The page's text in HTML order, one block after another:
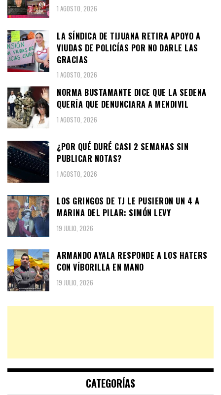
1 AGOSTO, 2026
LA SÍNDICA DE TIJUANA RETIRA APOYO A
VIUDAS DE POLICÍAS POR NO DARLE LAS
GRACIAS
1 AGOSTO, 2026
NORMA BUSTAMANTE DICE QUE LA SEDENA
QUERÍA QUE DENUNCIARA A MENDIVIL
1 AGOSTO, 2026
¿POR QUÉ DURÉ CASI 2 SEMANAS SIN
PUBLICAR NOTAS?
1 AGOSTO, 2026
LOS GRINGOS DE TJ LE PUSIERON UN 4 A
MARINA DEL PILAR: SIMÓN LEVY
19 JULIO, 2026
ARMANDO AYALA RESPONDE A LOS HATERS
CON VÍBORILLA EN MANO
19 JULIO, 2026
CATEGORÍAS